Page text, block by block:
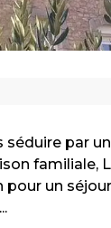
séduire par
familiale,
pour un